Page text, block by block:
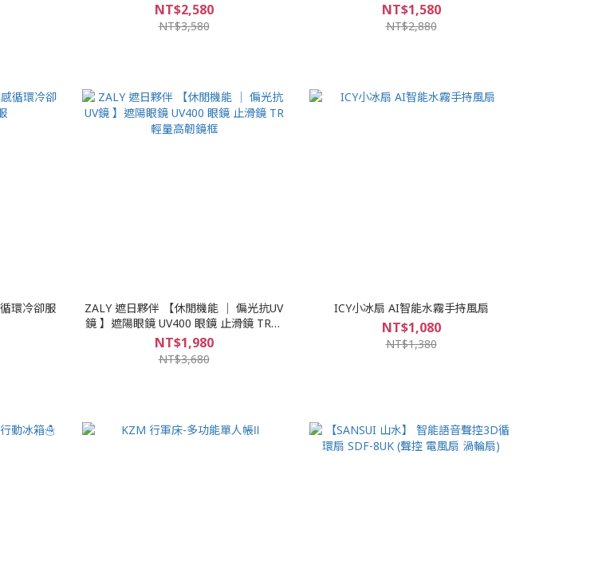
NT$2,580
NT$3,580
NT$1,580
NT$2,880
環冷卻服
ZALY 遮日夥伴 【休閒機能 │ 偏光抗UV
鏡 】遮陽眼鏡 UV400 眼鏡 止滑鏡 TR輕
量高韌鏡框
NT$1,980
NT$3,680
ICY小冰扇 AI智能水霧手持風扇
NT$1,080
NT$1,380